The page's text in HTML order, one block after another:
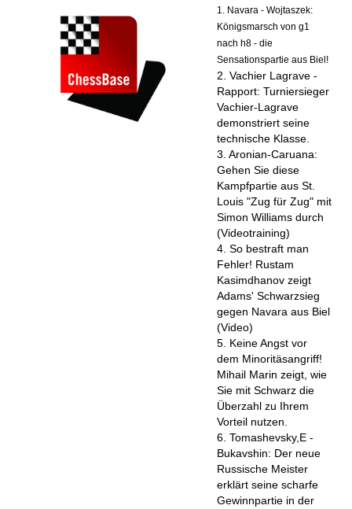
1. Navara - Wojtaszek:
Königsmarsch von g1
nach h8 - die
Sensationspartie aus Biel!
2. Vachier Lagrave -
Rapport: Turniersieger
Vachier-Lagrave
demonstriert seine
technische Klasse.
3. Aronian-Caruana:
Gehen Sie diese
Kampfpartie aus St.
Louis "Zug für Zug" mit
Simon Williams durch
(Videotraining)
4. So bestraft man
Fehler! Rustam
Kasimdhanov zeigt
Adams' Schwarzsieg
gegen Navara aus Biel
(Video)
5. Keine Angst vor
dem Minoritäsangriff!
Mihail Marin zeigt, wie
Sie mit Schwarz die
Überzahl zu Ihrem
Vorteil nutzen.
6. Tomashevsky,E -
Bukavshin: Der neue
Russische Meister
erklärt seine scharfe
Gewinnpartie in der